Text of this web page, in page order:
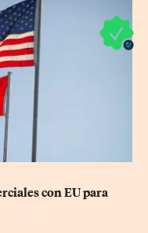
con EU para